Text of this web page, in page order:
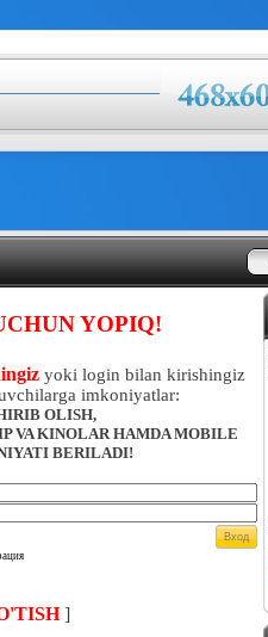
YOPIQ!
yoki login bilan kirishingiz
imkoniyatlar:
OLISH,
VA KINOLAR HAMDA MOBILE
BERILADI!
]